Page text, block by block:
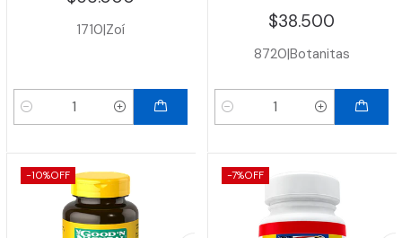
1710|Zoí
Cantidad
$38.500
8720|Botanitas
Cantidad
-10%OFF -7%OFF